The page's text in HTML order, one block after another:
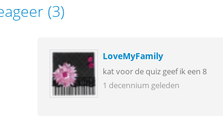
(3)
LoveMyFamily
kat voor de quiz geef ik een 8
1 decennium geleden